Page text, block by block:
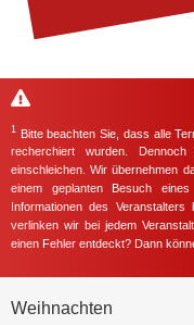
1
Bitte beachten Sie, dass alle
recherchiert wurden.
einschleichen. Wir übernehmen
einem geplanten Besuch
Informationen des
verlinken wir bei jedem
einen Fehler entdeckt? Dann
Weihnachten